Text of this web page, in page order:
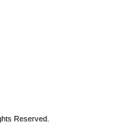
Reserved.